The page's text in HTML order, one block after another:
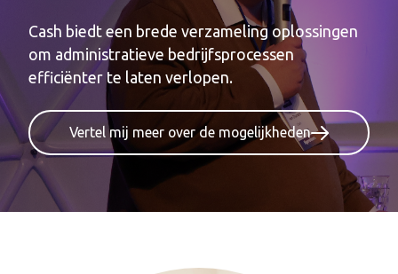
Cash biedt een brede verzameling oplossingen
om administratieve bedrijfsprocessen
efficiënter te laten verlopen.
Vertel mij meer over de mogelijkheden